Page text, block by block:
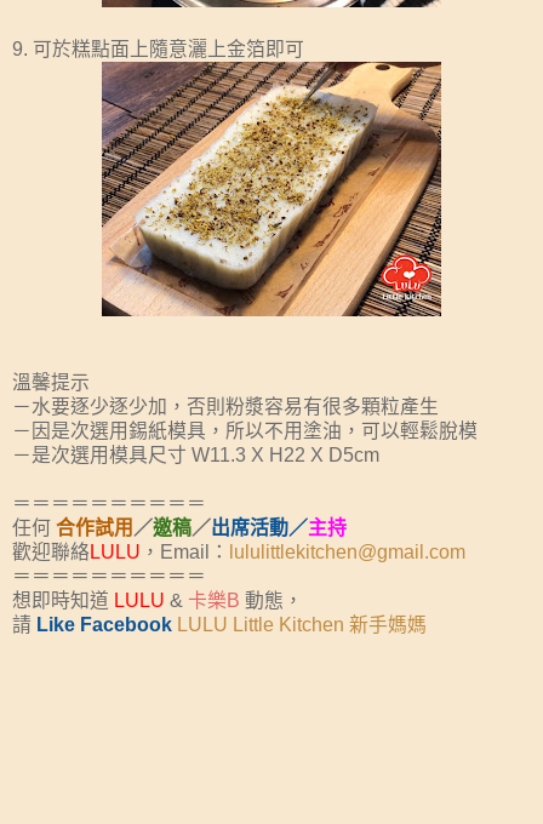
9. 可於糕點面上隨意灑上金箔即可
溫馨提示
－水要逐少逐少加，否則粉漿容易有很多顆粒產生
－因是次選用錫紙模具，所以不用塗油，可以輕鬆脫模
－是次選用模具尺寸 W11.3 X H22 X D5cm
＝＝＝＝＝＝＝＝＝＝
任何 合作試用 ／邀稿／出席活動／主持
歡迎聯絡 LULU ，Email：
lululittlekitchen@gmail.com
＝＝＝＝＝＝＝＝＝＝
想即時知道 LULU & 卡樂B 動態，
請 Like Facebook LULU Little Kitchen 新手媽媽